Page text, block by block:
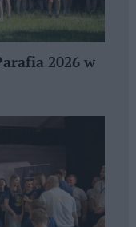
2026 w